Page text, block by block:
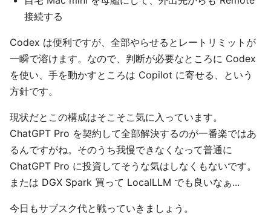
接続する
Codex は便利ですが、全部やらせるとレートリミットが
一瞬で溶けます。なので、判断が必要なところに Codex
を使い、手を動かすところは Copilot に寄せる、という
方針です。
現状だとこの構成はそこそこ気に入っています。
ChatGPT Pro を契約して全部解決するのが一番楽ではあ
るんですがね。そのうち我慢できなくなって普通に
ChatGPT Pro に投資してそうな気はしなくもないです。
または DGX Spark 買って LocalLLM でも良いなぁ...
今日もサブスク代と戦っていきましょう。